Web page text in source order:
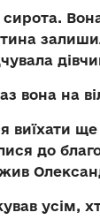
сирота.
вона на
виїхати
до
усім,